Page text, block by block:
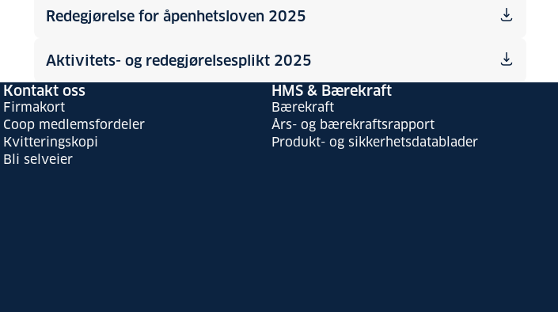
Redegjørelse for åpenhetsloven 2025
Aktivitets- og redegjørelsesplikt 2025
Kontakt oss
Firmakort
Coop medlemsfordeler
Kvitteringskopi
Bli selveier
HMS & Bærekraft
Bærekraft
Års- og bærekraftsrapport
Produkt- og sikkerhetsdatablader